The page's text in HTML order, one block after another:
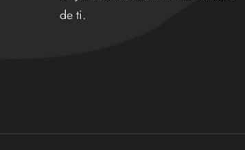
de ti.